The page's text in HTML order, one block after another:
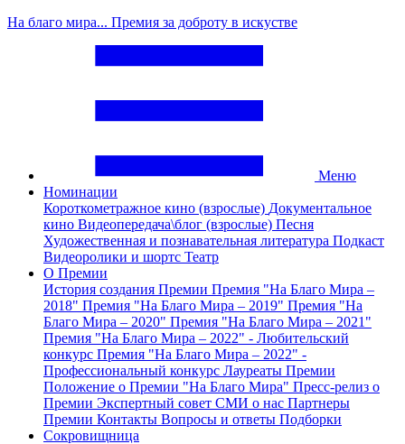
На благо мира... Премия за доброту в искустве
Меню
Номинации
Короткометражное кино (взрослые) Документальное
кино Видеопередача\блог (взрослые) Песня
Художественная и познавательная литература Подкаст
Видеоролики и шортс Театр
О Премии
История создания Премии Премия "На Благо Мира –
2018" Премия "На Благо Мира – 2019" Премия "На
Благо Мира – 2020" Премия "На Благо Мира – 2021"
Премия "На Благо Мира – 2022" - Любительский
конкурс Премия "На Благо Мира – 2022" -
Профессиональный конкурс Лауреаты Премии
Положение о Премии "На Благо Мира" Пресс-релиз о
Премии Экспертный совет СМИ о нас Партнеры
Премии Контакты Вопросы и ответы Подборки
Сокровищница